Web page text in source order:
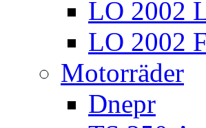
LO 2002
LO 2002
Motorräder
Dnepr